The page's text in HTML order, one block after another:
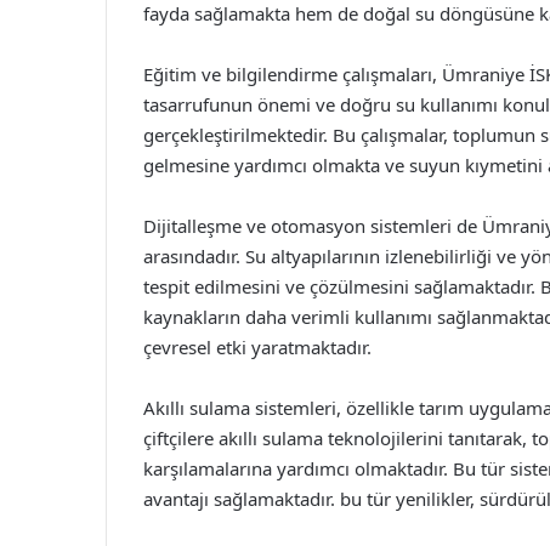
fayda sağlamakta hem de doğal su döngüsüne
Eğitim ve bilgilendirme çalışmaları, Ümraniye
tasarrufunun önemi ve doğru su kullanımı
gerçekleştirilmektedir. Bu çalışmalar, toplumun
gelmesine yardımcı olmakta ve suyun kıymetini
Dijitalleşme ve otomasyon sistemleri de
arasındadır. Su altyapılarının izlenebilirliği ve
tespit edilmesini ve çözülmesini sağlamaktadır.
kaynakların daha verimli kullanımı
çevresel etki yaratmaktadır.
Akıllı sulama sistemleri, özellikle tarım
çiftçilere akıllı sulama teknolojilerini tanıtarak,
karşılamalarına yardımcı olmaktadır. Bu tür
avantajı sağlamaktadır. bu tür yenilikler,